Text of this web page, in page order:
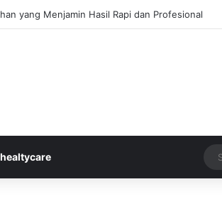
Pasif Income Setiap Tahun
healtycare